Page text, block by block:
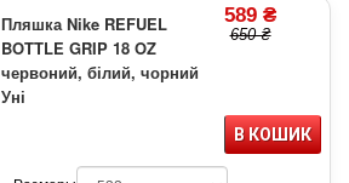
Пляшка Nike REFUEL
BOTTLE GRIP 18 OZ
червоний, білий, чорний
Уні
589 ₴
650 ₴
В КОШИК